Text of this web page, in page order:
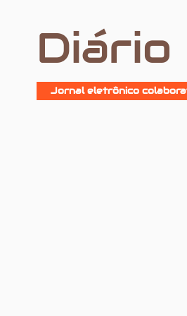
Jornal eletrônico